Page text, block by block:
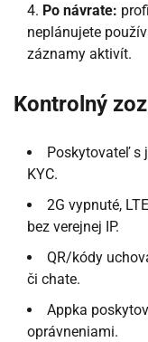
Po návrate:
neplánujete
záznamy aktivít.
Kontrolný
Poskytovateľ s
KYC.
2G vypnuté,
bez verejnej IP.
QR/kódy
či chate.
Appka
oprávneniami.